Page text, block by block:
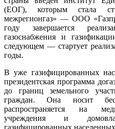
(ЕОГ), которым стала
межрегионгаз» — ООО
году завершается
газоснабжения и
следующем — стартует
годы.
В уже газифицированных
президентская программа
до границ земельного
граждан. Она носит
распространяется на
учреждения и
газифицированных